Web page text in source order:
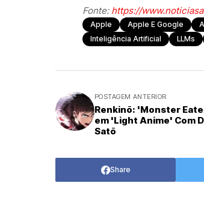
Fonte: https://
Apple Apple E Google
Inteligência Artificial
LLMs
POSTAGEM ANTERIOR
Renkinō: 'Monster
em 'Light Anime' Com
Satō
Share